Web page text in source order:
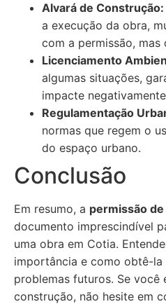
Alvará de Construção:
a execução da obra,
com a permissão, mas
Licenciamento
algumas situações,
impacte
Regulamentação
normas que regem o
do espaço urbano.
Conclusão
Em resumo, a permissão
documento imprescindível
uma obra em Cotia.
importância e como obtê-
problemas futuros. Se você
construção, não hesite em